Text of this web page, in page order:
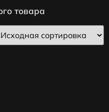
товара